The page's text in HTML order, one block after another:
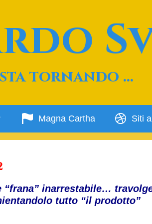
sta tornando …
Magna Cartha Siti
inarrestabile…
tutto “il prodotto”